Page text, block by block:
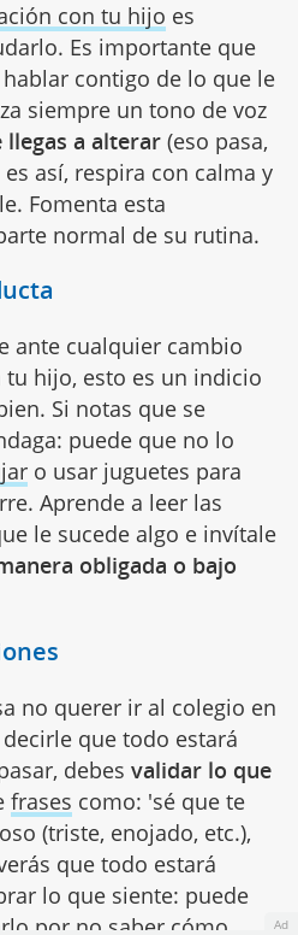
con tu hijo es
Es importante que
contigo de lo que le
siempre un tono de voz
llegas a alterar(eso pasa,
así, respira con calma y
Fomenta esta
normal de su rutina.
ante cualquier cambio
hijo, esto es un indicio
Si notas que se
puede que no lo
o usar juguetes para
Aprende a leer las
le sucede algo e invítale
obligada o bajo
no querer ir al colegio en
que todo estará
debes validar lo que
frases como: 'sé que te
(triste, enojado, etc.),
que todo estará
lo que siente: puede
por no saber cómo
Ad